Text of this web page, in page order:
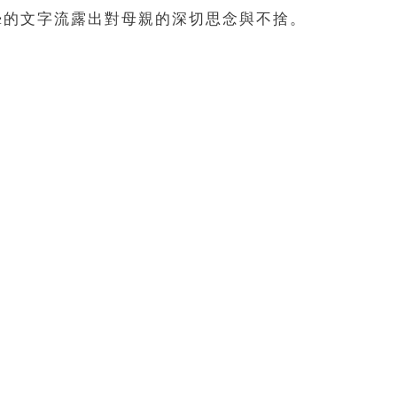
文字流露出對母親的深切思念與不捨。